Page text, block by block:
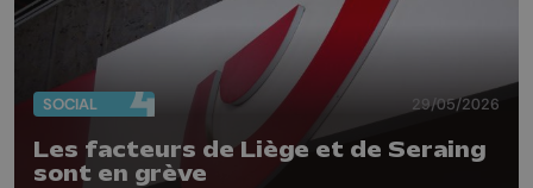
SOCIAL 29/05/2026
Les facteurs de Liège et de Seraing
sont en grève